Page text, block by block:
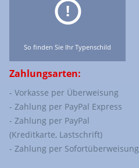
So finden Sie Ihr Typenschild
Zahlungsarten:
- Vorkasse per Überweisung
- Zahlung per PayPal Express
- Zahlung per PayPal
(Kreditkarte, Lastschrift)
- Zahlung per Sofortüberweisung